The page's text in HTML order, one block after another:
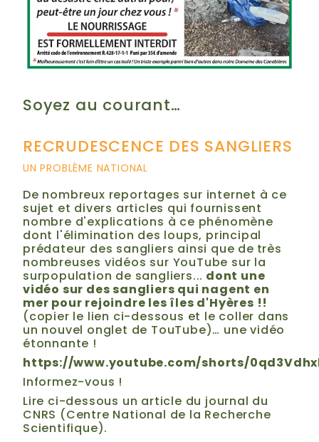
Soyez au courant…
RECRUDESCENCE DES SANGLIERS
UN PROBLÈME NATIONAL
De nombreux reportages sur internet à ce
sujet et divers articles qui fournissent
nombre d'explications à ce phénomène
dont l'élimination des loups, principal
prédateur des sangliers ainsi que de très
nombreuses vidéos sur YouTube sur la
surpopulation de sangliers... dont une
vidéo sur des sangliers qui nagent en
mer pour rejoindre les îles d'Hyères !!
(copier le lien ci-dessous et le coller dans
un nouvel onglet de TouTube)… une vidéo
étonnante !
https://www.youtube.com/shorts/
Informez-vous !
Lire ci-dessous un article du journal du
CNRS (Centre National de la Recherche
Scientifique).